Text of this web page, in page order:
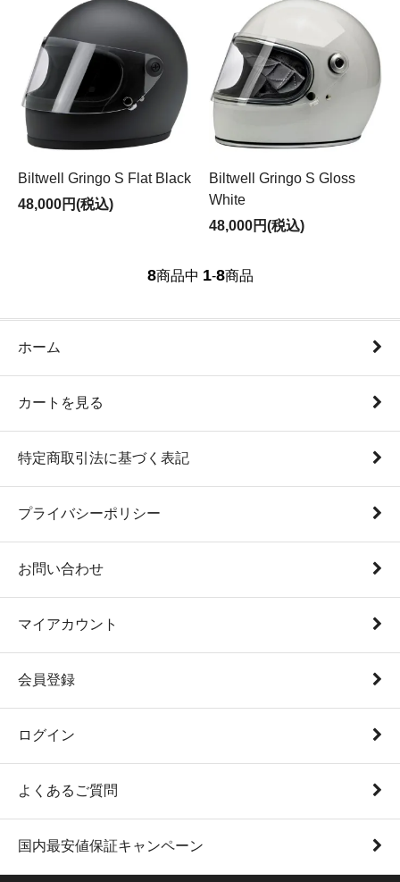
Biltwell Gringo S Flat Black
48,000円(税込)
Biltwell Gringo S Gloss
White
48,000円(税込)
8商品中 1-8商品
ホーム
カートを見る
特定商取引法に基づく表記
プライバシーポリシー
お問い合わせ
マイアカウント
会員登録
ログイン
よくあるご質問
国内最安値保証キャンペーン